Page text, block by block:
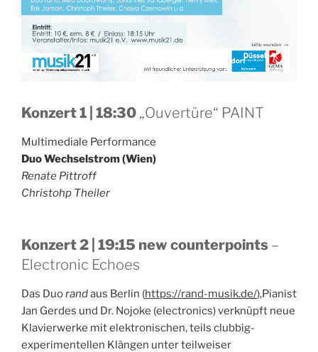
Konzert 1 | 18:30 „Ouvertüre“ PAINT
Multimediale Performance
Duo Wechselstrom (Wien)
Renate Pittroff
Christohp Theiler
Konzert 2 | 19:15 new counterpoints –
Electronic Echoes
Das Duorandaus Berlin (https://rand-musik.de/),Pianist
Jan Gerdes und Dr. Nojoke (electronics) verknüpft neue
Klavierwerke mit elektronischen, teils clubbig-
experimentellen Klängen unter teilweiser